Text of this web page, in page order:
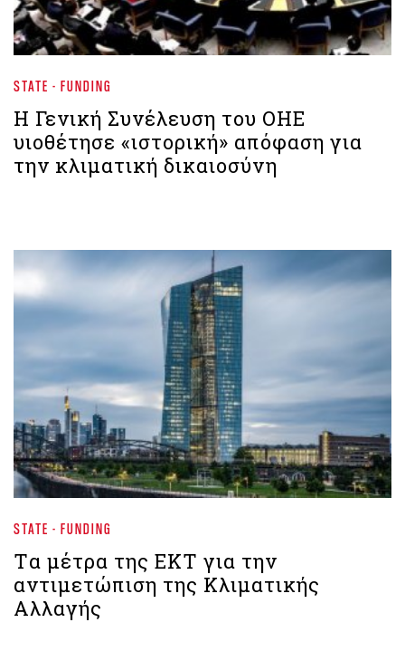
STATE - FUNDING
Η Γενική Συνέλευση του ΟΗΕ
υιοθέτησε «ιστορική» απόφαση για
την κλιματική δικαιοσύνη
STATE - FUNDING
Tα μέτρα της ΕΚΤ για την
αντιμετώπιση της Κλιματικής
Αλλαγής